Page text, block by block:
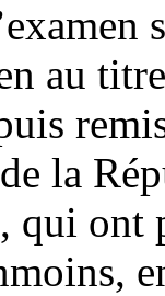
au
la
qui ont